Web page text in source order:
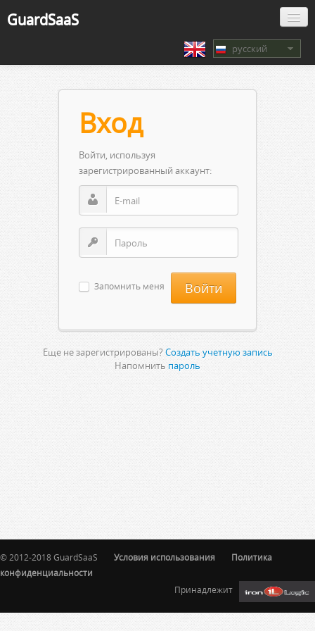
GuardSaaS
русский
Вход
Войти, используя
зарегистрированный аккаунт:
Запомнить меня
Еще не зарегистрированы?Создать учетную запись
Напомнить пароль
© 2012-2018 GuardSaaS Условия использования
Политика
конфиденциальности
Принадлежит